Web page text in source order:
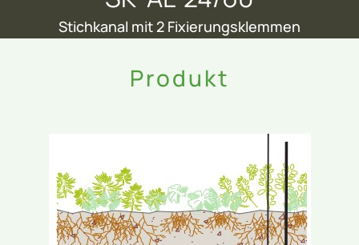
Stichkanal mit 2 Fixierungsklemmen
Produkt